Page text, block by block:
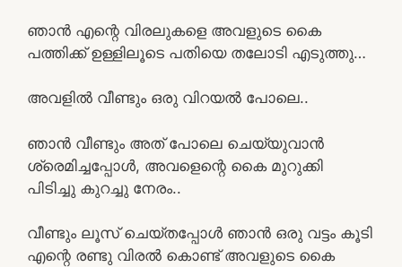
ഞാൻ എന്റെ വിരലുകളെ അവളുടെ കൈ
പത്തിക്ക് ഉള്ളിലൂടെ പതിയെ തലോടി എടുത്തു…
അവളിൽ വീണ്ടും ഒരു വിറയൽ പോലെ..
ഞാൻ വീണ്ടും അത് പോലെ ചെയ്യുവാൻ
ശ്രെമിച്ചപ്പോൾ, അവളെന്റെ കൈ മുറുക്കി
പിടിച്ചു കുറച്ചു നേരം..
വീണ്ടും ലൂസ് ചെയ്തപ്പോൾ ഞാൻ ഒരു വട്ടം കൂടി
എന്റെ രണ്ടു വിരൽ കൊണ്ട് അവളുടെ കൈ